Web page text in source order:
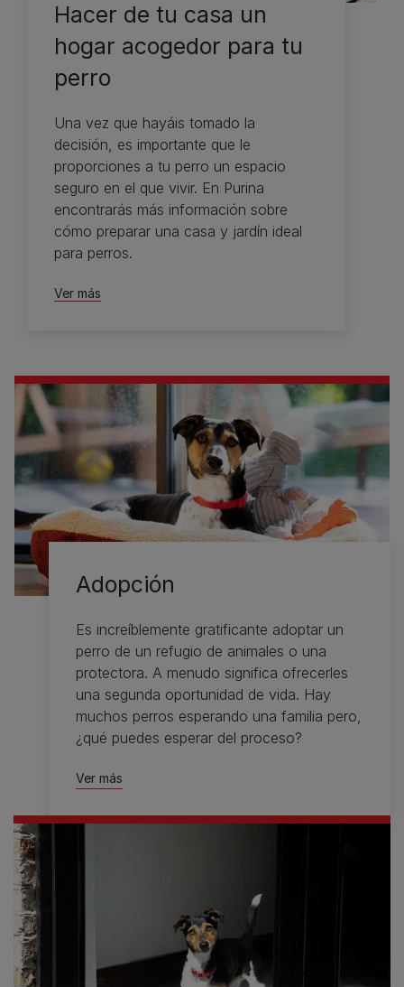
Hacer de tu casa un
hogar acogedor para tu
perro
Una vez que hayáis tomado la
decisión, es importante que le
proporciones a tu perro un espacio
seguro en el que vivir. En Purina
encontrarás más información sobre
cómo preparar una casa y jardín ideal
para perros.
Ver más
Adopción
Es increíblemente gratificante adoptar un
perro de un refugio de animales o una
protectora. A menudo significa ofrecerles
una segunda oportunidad de vida. Hay
muchos perros esperando una familia pero,
¿qué puedes esperar del proceso?
Ver más